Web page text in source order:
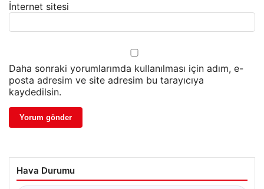
İnternet sitesi
Daha sonraki yorumlarımda kullanılması için adım, e-
posta adresim ve site adresim bu tarayıcıya
kaydedilsin.
Hava Durumu